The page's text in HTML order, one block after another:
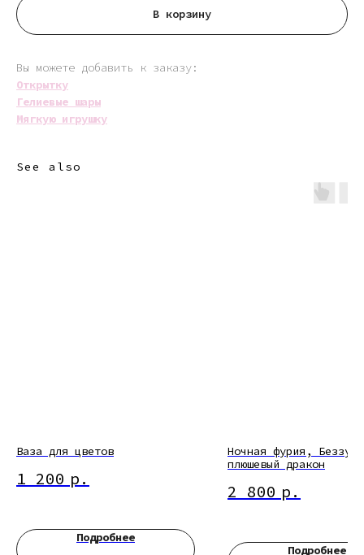
В корзину
Вы можете добавить к заказу:
Открытку
Гелиевые шары
Мягкую игрушку
See also
Ваза для цветов
1 200 р.
Подробнее
Ночная фурия,
плюшевый дракон
2 800 р.
Подробнее